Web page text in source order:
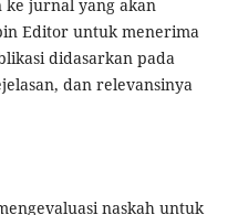
ke jurnal yang akan
Editor untuk menerima
didasarkan pada
dan relevansinya
naskah untuk